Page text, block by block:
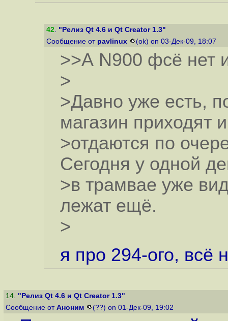
42. "Релиз Qt 4.6 и Qt Creator 1.3"
Сообщение от pavlinux (ok) on 03-Дек-09, 18:07
>>А N900 фсё нет
>
>Давно уже есть,
магазин приходят и
>отдаются по
Сегодня у одной
>в трамвае уже
лежат ещё.
>
я про 294-ого, всё
14. "Релиз Qt 4.6 и Qt Creator 1.3"
Сообщение от Аноним (??) on 01-Дек-09, 19:02